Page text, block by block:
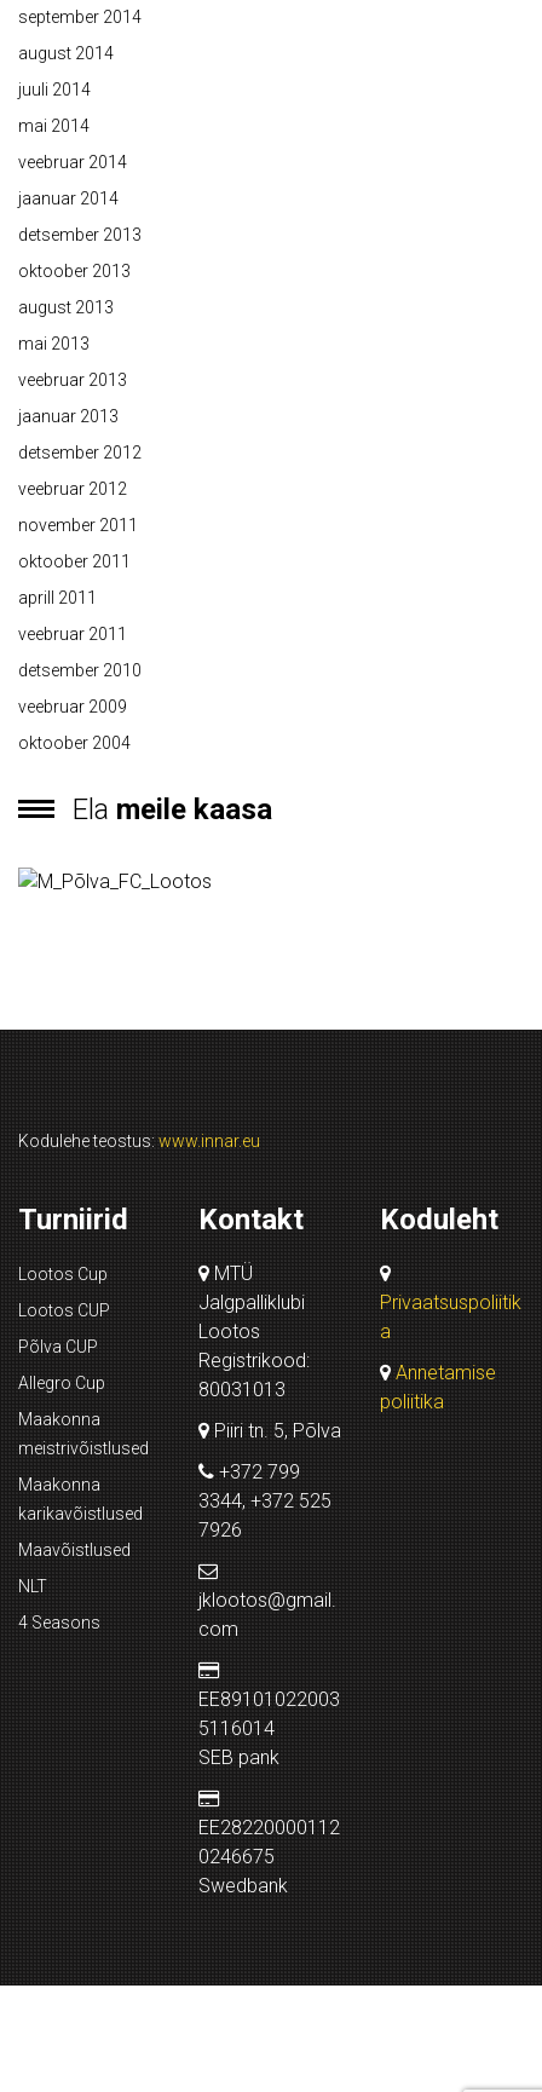
september 2014
august 2014
juuli 2014
mai 2014
veebruar 2014
jaanuar 2014
detsember 2013
oktoober 2013
august 2013
mai 2013
veebruar 2013
jaanuar 2013
detsember 2012
veebruar 2012
november 2011
oktoober 2011
aprill 2011
veebruar 2011
detsember 2010
veebruar 2009
oktoober 2004
Ela meile kaasa
Kodulehe teostus: www.innar.eu
Turniirid
Lootos Cup
Lootos CUP
Põlva CUP
Allegro Cup
Maakonna
meistrivõistlused
Maakonna
karikavõistlused
Maavõistlused
NLT
4 Seasons
Kontakt
MTÜ
Jalgpalliklubi
Lootos
Registrikood:
80031013
Piiri tn. 5, Põlva
+372 799
3344, +372 525
7926
jklootos@gmail.
com
EE89101022003
5116014
SEB pank
EE28220000112
0246675
Swedbank
Koduleht
Privaatsuspoliitik
a
Annetamise
poliitika